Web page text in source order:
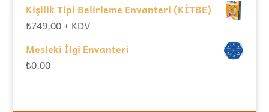
Kişilik Tipi Belirleme Envanteri (KİTBE)
₺749,00 + KDV
Mesleki İlgi Envanteri
₺0,00